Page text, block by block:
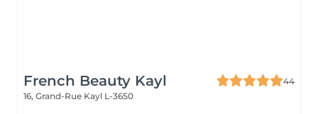
French Beauty Kayl
44
16, Grand-Rue Kayl L-3650